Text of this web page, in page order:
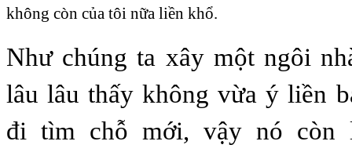
không còn của tôi nữa liền khổ.
Như chúng ta xây một ngôi
lâu lâu thấy không vừa ý liền
đi tìm chỗ mới, vậy nó còn